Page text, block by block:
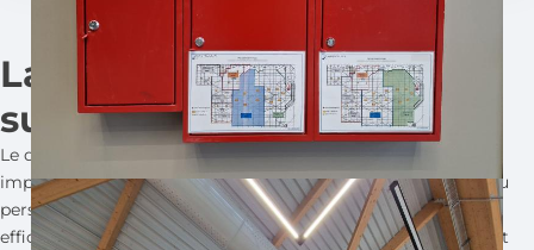
La prévention incendie en
supermarché
Le désenfumage naturel dans les supermarchés revêt une
importance cruciale pour assurer la sécurité des clients et du
personnel en cas d'incendie. Ce système vise à évacuer
efficacement la fumée générée lors d'un sinistre, contribuant